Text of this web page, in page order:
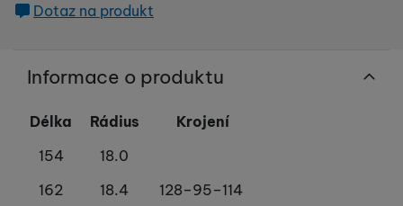
Dotaz na produkt
Informace o produktu
Délka Rádius
Krojení
154
18.0
162
18.4
128–95–114